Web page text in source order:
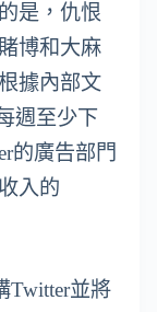
是，仇恨
博和大麻
據內部文
週至少下
的廣告部門
入的
Twitter並將